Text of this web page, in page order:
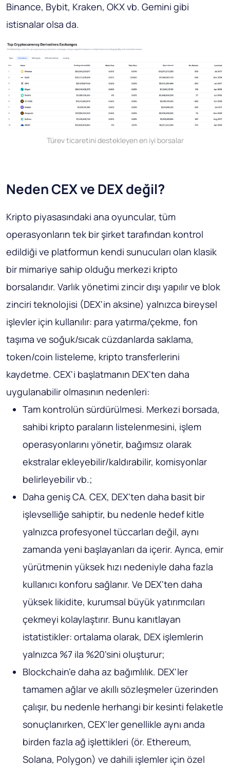
Binance, Bybit, Kraken, OKX vb. Gemini gibi
istisnalar olsa da.
Türev ticaretini destekleyen en iyi borsalar
Neden CEX ve DEX değil?
Kripto piyasasındaki ana oyuncular, tüm
operasyonların tek bir şirket tarafından kontrol
edildiği ve platformun kendi sunucuları olan klasik
bir mimariye sahip olduğu merkezi kripto
borsalarıdır. Varlık yönetimi zincir dışı yapılır ve blok
zinciri teknolojisi (DEX'in aksine) yalnızca bireysel
işlevler için kullanılır: para yatırma/çekme, fon
taşıma ve soğuk/sıcak cüzdanlarda saklama,
token/coin listeleme, kripto transferlerini
kaydetme. CEX'i başlatmanın DEX'ten daha
uygulanabilir olmasının nedenleri:
Tam kontrolün sürdürülmesi. Merkezi borsada,
sahibi kripto paraların listelenmesini, işlem
operasyonlarını yönetir, bağımsız olarak
ekstralar ekleyebilir/kaldırabilir, komisyonlar
belirleyebilir vb.;
Daha geniş CA. CEX, DEX'ten daha basit bir
işlevselliğe sahiptir, bu nedenle hedef kitle
yalnızca profesyonel tüccarları değil, aynı
zamanda yeni başlayanları da içerir. Ayrıca, emir
yürütmenin yüksek hızı nedeniyle daha fazla
kullanıcı konforu sağlanır. Ve DEX'ten daha
yüksek likidite, kurumsal büyük yatırımcıları
çekmeyi kolaylaştırır. Bunu kanıtlayan
istatistikler: ortalama olarak, DEX işlemlerin
yalnızca %7 ila %20'sini oluşturur;
Blockchain'e daha az bağımlılık. DEX'ler
tamamen ağlar ve akıllı sözleşmeler üzerinden
çalışır, bu nedenle herhangi bir kesinti felaketle
sonuçlanırken, CEX'ler genellikle aynı anda
birden fazla ağ işlettikleri (ör. Ethereum,
Solana, Polygon) ve dahili işlemler için özel